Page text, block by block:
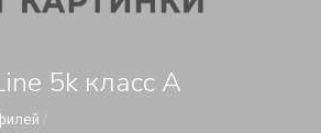
5k класс А